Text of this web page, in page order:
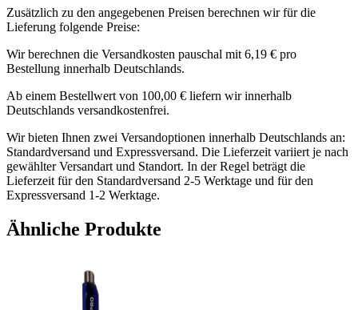
Zusätzlich zu den angegebenen Preisen berechnen wir für die
Lieferung folgende Preise:
Wir berechnen die Versandkosten pauschal mit 6,19 € pro
Bestellung innerhalb Deutschlands.
Ab einem Bestellwert von 100,00 € liefern wir innerhalb
Deutschlands versandkostenfrei.
Wir bieten Ihnen zwei Versandoptionen innerhalb Deutschlands an:
Standardversand und Expressversand. Die Lieferzeit variiert je nach
gewählter Versandart und Standort. In der Regel beträgt die
Lieferzeit für den Standardversand 2-5 Werktage und für den
Expressversand 1-2 Werktage.
Ähnliche Produkte